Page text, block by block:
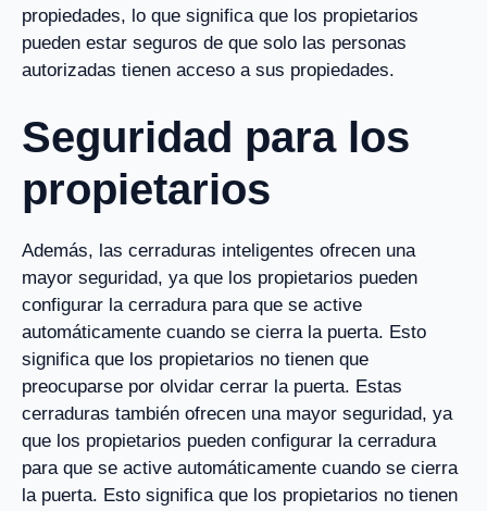
propiedades, lo que significa que los propietarios
pueden estar seguros de que solo las personas
autorizadas tienen acceso a sus propiedades.
Seguridad para los
propietarios
Además, las cerraduras inteligentes ofrecen una
mayor seguridad, ya que los propietarios pueden
configurar la cerradura para que se active
automáticamente cuando se cierra la puerta. Esto
significa que los propietarios no tienen que
preocuparse por olvidar cerrar la puerta. Estas
cerraduras también ofrecen una mayor seguridad, ya
que los propietarios pueden configurar la cerradura
para que se active automáticamente cuando se cierra
la puerta. Esto significa que los propietarios no tienen